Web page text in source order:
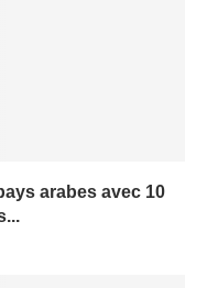
arabes avec 10